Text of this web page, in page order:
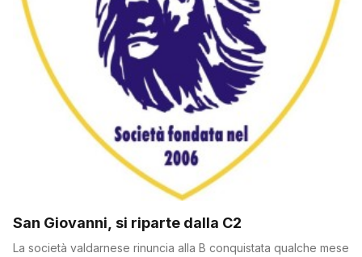
San Giovanni, si riparte dalla C2
La società valdarnese rinuncia alla B conquistata qualche mese